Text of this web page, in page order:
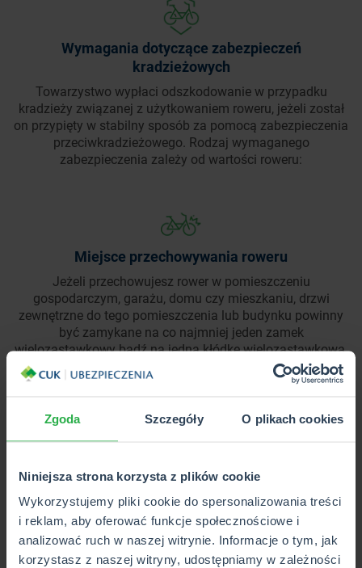
Zgoda Szczegóły O plikach cookies
Niniejsza strona korzysta z plików cookie
Wykorzystujemy pliki cookie do spersonalizowania treści
i reklam, aby oferować funkcje społecznościowe i
analizować ruch w naszej witrynie. Informacje o tym, jak
korzystasz z naszej witryny, udostępniamy w zależności
Wymagania dotyczące zabezpieczeń
kradzieżowych
Towarzystwo wypłaci odszkodowanie w przypadku
kradzieży związanej z użytkowaniem roweru, jeżeli został
on przypięty w stabilny sposób za pomocą zabezpieczenia
przeciwkradzieżowego. Rodzaj wymaganego
zabezpieczenia zależy od wartości roweru:
Miejsce przechowywania roweru
Jeżeli przechowujesz rower w pomieszczeniu
gospodarczym, garażu, domu czy mieszkaniu, drzwi
zewnętrzne do tego pomieszczenia lub budynku powinny
być zamykane na co najmniej jeden zamek
wielozastawkowy bądź na jedną kłódkę wielozastawkową.
Z kolei jeśli przechowujesz rower w pomieszczeniu
ogólnodostępnym (np. wózkarni), drzwi muszą być
a rower musi być przytwierdzony na stałe do trwałego
Podanie prawdziwej wartości roweru
W przypadku zakupu casco zostaniesz zapytany o cenę